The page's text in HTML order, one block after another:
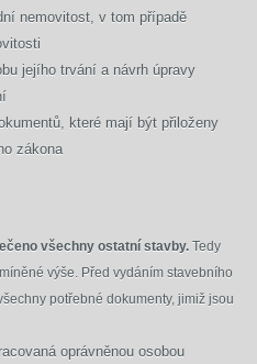
nemovitost, v tom případě
jejího trvání a návrh úpravy
které mají být přiloženy
zákona
všechny ostatní stavby. Tedy
výše. Před vydáním stavebního
potřebné dokumenty, jimiž jsou
oprávněnou osobou